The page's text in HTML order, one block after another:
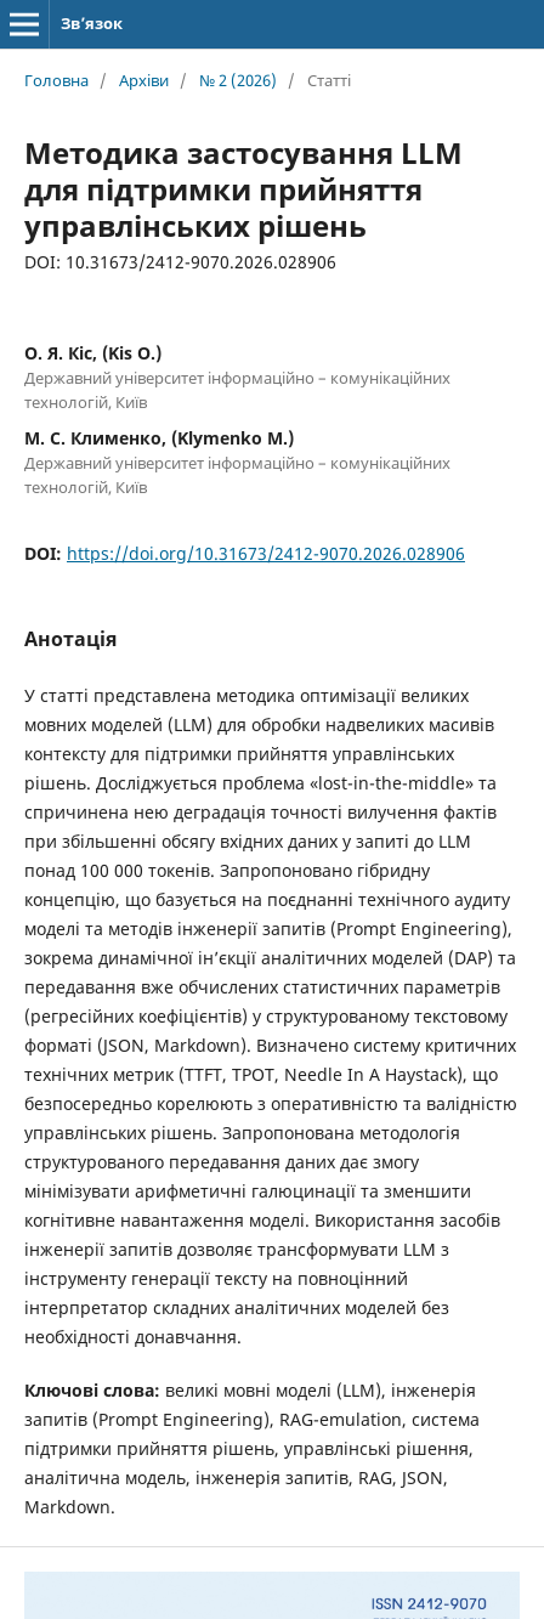
Зв’язок
Головна / Архіви / № 2 (2026) / Статті
Методика застосування LLM
для підтримки прийняття
управлінських рішень
DOI: 10.31673/2412-9070.2026.028906
О. Я. Кіс, (Kis O.)
Державний університет інформаційно – комунікаційних
технологій, Київ
М. С. Клименко, (Klymenko M.)
Державний університет інформаційно – комунікаційних
технологій, Київ
DOI: https://doi.org/10.31673/2412-9070.2026.028906
Анотація
У статті представлена методика оптимізації великих
мовних моделей (LLM) для обробки надвеликих масивів
контексту для підтримки прийняття управлінських
рішень. Досліджується проблема «lost-in-the-middle» та
спричинена нею деградація точності вилучення фактів
при збільшенні обсягу вхідних даних у запиті до LLM
понад 100 000 токенів. Запропоновано гібридну
концепцію, що базується на поєднанні технічного аудиту
моделі та методів інженерії запитів (Prompt Engineering),
зокрема динамічної ін’єкції аналітичних моделей (DAP) та
передавання вже обчислених статистичних параметрів
(регресійних коефіцієнтів) у структурованому текстовому
форматі (JSON, Markdown). Визначено систему критичних
технічних метрик (TTFT, TPOT, Needle In A Haystack), що
безпосередньо корелюють з оперативністю та валідністю
управлінських рішень. Запропонована методологія
структурованого передавання даних дає змогу
мінімізувати арифметичні галюцинації та зменшити
когнітивне навантаження моделі. Використання засобів
інженерії запитів дозволяє трансформувати LLM з
інструменту генерації тексту на повноцінний
інтерпретатор складних аналітичних моделей без
необхідності донавчання.
Ключові слова: великі мовні моделі (LLM), інженерія
запитів (Prompt Engineering), RAG-emulation, система
підтримки прийняття рішень, управлінські рішення,
аналітична модель, інженерія запитів, RAG, JSON,
Markdown.